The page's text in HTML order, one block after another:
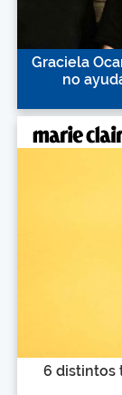
Graciela
no
6 distintos